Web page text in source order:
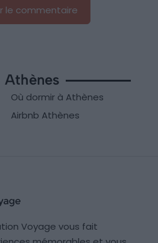
Où dormir à Athènes
Airbnb Athènes
Voyage vous fait